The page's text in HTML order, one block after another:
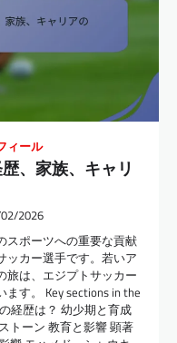
ィール
、家族、キャリ
2026
スポーツへの重要な貢献
ッカー選手です。若いア
旅は、エジプトサッカー
す。 Key sections in the
経歴は？ 幼少期と育成
トーン 教育と影響 顕著